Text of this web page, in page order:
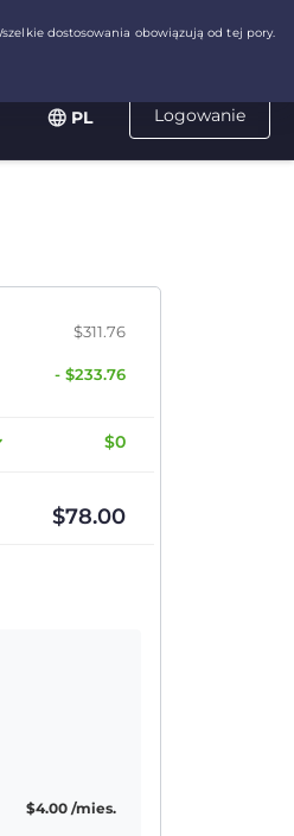
Logowanie
PL
$311.76
- $233.76
$0
$78.00
$4.00 /mies.